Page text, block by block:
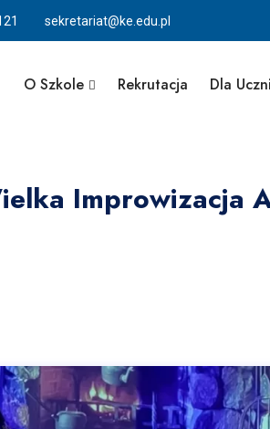
sekretariat@ke.edu.pl
O Szkole Rekrutacja Dla
Improwizacja